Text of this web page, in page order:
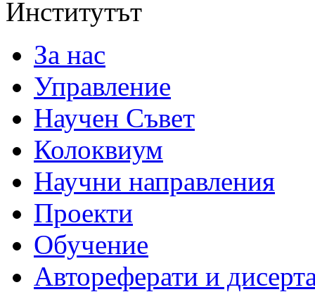
Институтът
За нас
Управление
Научен Съвет
Колоквиум
Научни направления
Проекти
Обучение
Автореферати и